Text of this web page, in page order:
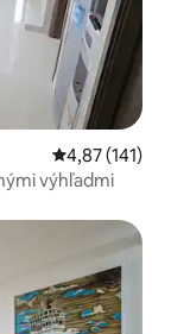
Priemerné
4,87 (141)
výhľadmi